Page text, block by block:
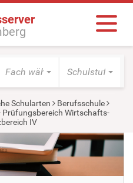
Fach wählen Schulstufe
Schularten
Berufsschule
Prüfungsbereich Wirtschafts-
IV